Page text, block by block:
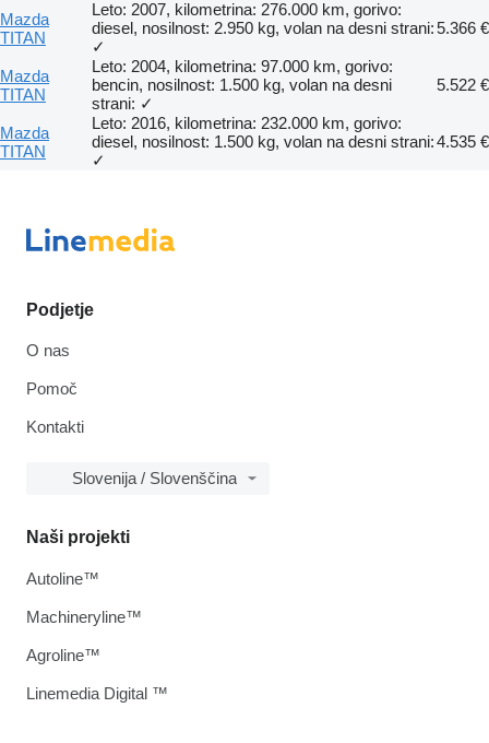
Mazda
TITAN
Leto: 2007, kilometrina: 276.000 km, gorivo:
diesel, nosilnost: 2.950 kg, volan na desni strani:
✓
5.366 €
Mazda
TITAN
Leto: 2004, kilometrina: 97.000 km, gorivo:
bencin, nosilnost: 1.500 kg, volan na desni
strani: ✓
5.522 €
Mazda
TITAN
Leto: 2016, kilometrina: 232.000 km, gorivo:
diesel, nosilnost: 1.500 kg, volan na desni strani:
✓
4.535 €
Podjetje
O nas
Pomoč
Kontakti
Slovenija / Slovenščina
Naši projekti
Autoline™
Machineryline™
Agroline™
Linemedia Digital ™